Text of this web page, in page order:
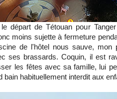
départ de Tétouan pour
moins sujette à fermeture
de l'hôtel nous sauve, mon
ses brassards. Coquin, il est
les fêtes avec sa famille, lui
bain habituellement interdit aux